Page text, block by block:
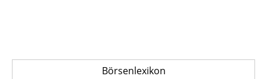
Börsenlexikon